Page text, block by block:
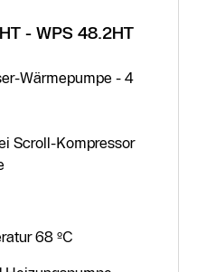
- WPS 48.2HT
Wärmepumpe - 4
Scroll-Kompressor
68 ºC